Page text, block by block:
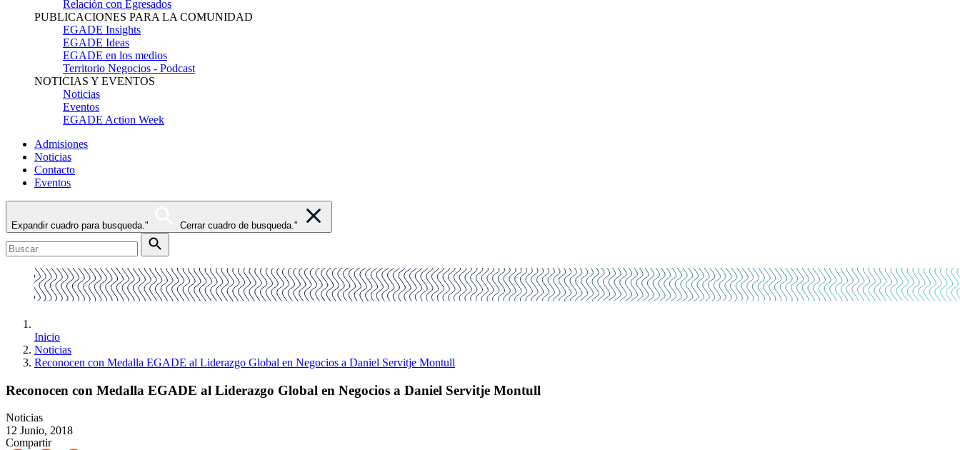
Relación con Egresados
PUBLICACIONES PARA LA COMUNIDAD
EGADE Insights
EGADE Ideas
EGADE en los medios
Territorio Negocios - Podcast
NOTICIAS Y EVENTOS
Noticias
Eventos
EGADE Action Week
Admisiones
Noticias
Contacto
Eventos
Expandir cuadro para busqueda." Cerrar cuadro de busqueda."
Inicio
Noticias
Reconocen con Medalla EGADE al Liderazgo Global en Negocios a Daniel Servitje Montull
Reconocen con Medalla EGADE al Liderazgo Global en Negocios a Daniel Servitje Montull
Noticias
12 Junio, 2018
Compartir